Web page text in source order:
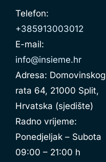
Telefon:
+385913003012
E-mail:
info@insieme.hr
Adresa: Domovinskog
rata 64, 21000 Split,
Hrvatska (sjedište)
Radno vrijeme:
Ponedjeljak – Subota
09:00 – 21:00 h